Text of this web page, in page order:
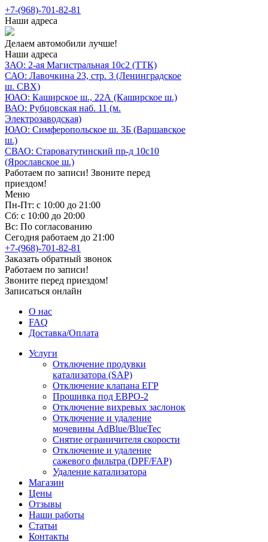
+7-(968)-701-82-81
Наши адреса
Делаем автомобили лучше!
Наши адреса
ЗАО: 2-ая Магистральная 10с2 (ТТК)
САО: Лавочкина 23, стр. 3 (Ленинградское
ш. СВХ)
ЮАО: Каширское ш., 22А (Каширское ш.)
ВАО: Рубцовская наб. 11 (м.
Электрозаводская)
ЮАО: Симферопольское ш. 3Б (Варшавское
ш.)
СВАО: Староватутинский пр-д 10с10
(Ярославское ш.)
Работаем по записи! Звоните перед
приездом!
Меню
Пн-Пт: с 10:00 до 21:00
Сб: с 10:00 до 20:00
Вс: По согласованию
Сегодня работаем до 21:00
+7-(968)-701-82-81
Заказать обратный звонок
Работаем по записи!
Звоните перед приездом!
Записаться онлайн
О нас
FAQ
Доставка/Оплата
Услуги
Отключение продувки
катализатора (SAP)
Отключение клапана ЕГР
Прошивка под ЕВРО-2
Отключение вихревых заслонок
Отключение и удаление
мочевины AdBlue/BlueTec
Снятие ограничителя скорости
Отключение и удаление
сажевого фильтра (DPF/FAP)
Удаление катализатора
Магазин
Цены
Отзывы
Наши работы
Статьи
Контакты